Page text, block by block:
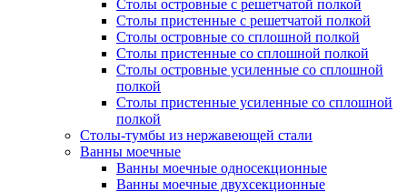
Столы островные с решетчатой полкой
Столы пристенные с решетчатой полкой
Столы островные со сплошной полкой
Столы пристенные со сплошной полкой
Столы островные усиленные со сплошной
полкой
Столы пристенные усиленные со сплошной
полкой
Столы-тумбы из нержавеющей стали
Ванны моечные
Ванны моечные односекционные
Ванны моечные двухсекционные